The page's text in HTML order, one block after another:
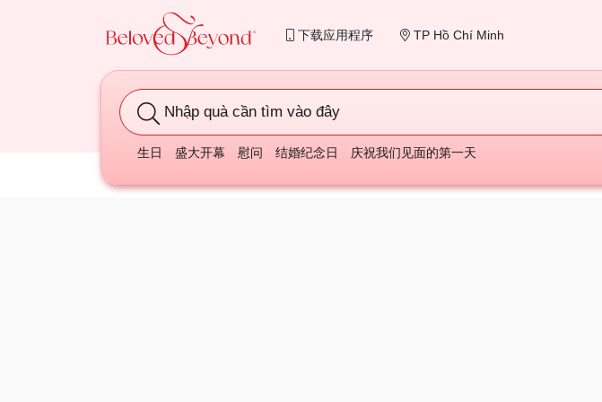
下载应用程序 TP Hồ Chí Minh
Nhập quà cần tìm vào đây
生日 盛大开幕 慰问 结婚纪念日 庆祝我们见面的第一天